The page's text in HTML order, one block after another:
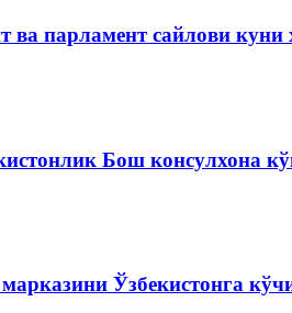
ва парламент сайлови
Бош консулхона
Ўзбекистонга